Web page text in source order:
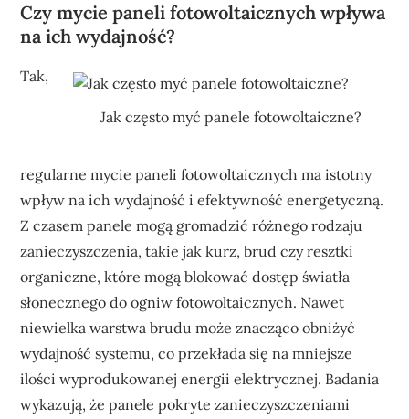
Czy mycie paneli fotowoltaicznych wpływa
na ich wydajność?
Jak często myć panele fotowoltaiczne?
Tak,
regularne mycie paneli fotowoltaicznych ma istotny
wpływ na ich wydajność i efektywność energetyczną.
Z czasem panele mogą gromadzić różnego rodzaju
zanieczyszczenia, takie jak kurz, brud czy resztki
organiczne, które mogą blokować dostęp światła
słonecznego do ogniw fotowoltaicznych. Nawet
niewielka warstwa brudu może znacząco obniżyć
wydajność systemu, co przekłada się na mniejsze
ilości wyprodukowanej energii elektrycznej. Badania
wykazują, że panele pokryte zanieczyszczeniami